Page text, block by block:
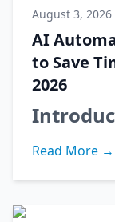
August 3, 2026
AI
to Save
2026
Read More →